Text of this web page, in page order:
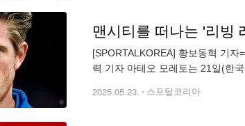
[SPORTALKOREA] 황보동혁 기
력 기자 마테오 모레토는 21일(한
2025.05.23. 스포탈코리아